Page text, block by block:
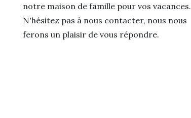
notre maison de famille pour vos vacances.
N'hésitez pas à nous contacter, nous nous
ferons un plaisir de vous répondre.